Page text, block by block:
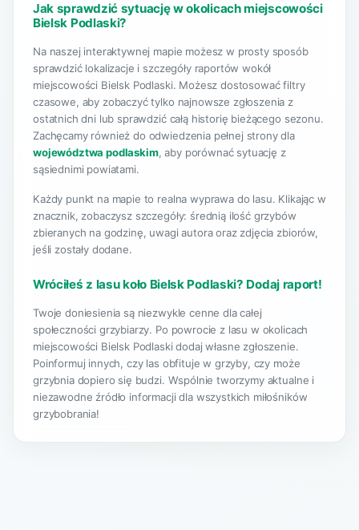
Jak sprawdzić sytuację w okolicach miejscowości
Bielsk Podlaski?
Na naszej interaktywnej mapie możesz w prosty sposób
sprawdzić lokalizacje i szczegóły raportów wokół
miejscowości Bielsk Podlaski. Możesz dostosować filtry
czasowe, aby zobaczyć tylko najnowsze zgłoszenia z
ostatnich dni lub sprawdzić całą historię bieżącego sezonu.
Zachęcamy również do odwiedzenia pełnej strony dla
województwa podlaskim, aby porównać sytuację z
sąsiednimi powiatami.
Każdy punkt na mapie to realna wyprawa do lasu. Klikając w
znacznik, zobaczysz szczegóły: średnią ilość grzybów
zbieranych na godzinę, uwagi autora oraz zdjęcia zbiorów,
jeśli zostały dodane.
Wróciłeś z lasu koło Bielsk Podlaski? Dodaj raport!
Twoje doniesienia są niezwykle cenne dla całej
społeczności grzybiarzy. Po powrocie z lasu w okolicach
miejscowości Bielsk Podlaski dodaj własne zgłoszenie.
Poinformuj innych, czy las obfituje w grzyby, czy może
grzybnia dopiero się budzi. Wspólnie tworzymy aktualne i
niezawodne źródło informacji dla wszystkich miłośników
grzybobrania!